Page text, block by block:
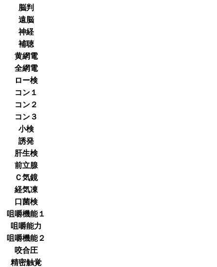
脳判
遠脳
神経
補聴
黄網電
全網電
ロー検
コン１
コン２
コン３
小検
誘発
肝生検
前立腺
Ｃ気鏡
経気凍
口菌検
咀嚼機能１
咀嚼能力
咀嚼機能２
咬合圧
精密触覚